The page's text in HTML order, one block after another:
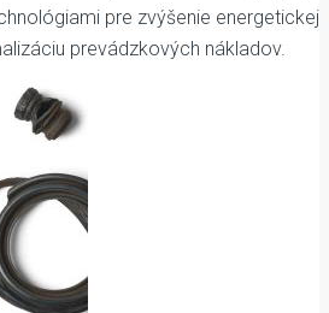
pre zvýšenie energetickej
prevádzkových nákladov.